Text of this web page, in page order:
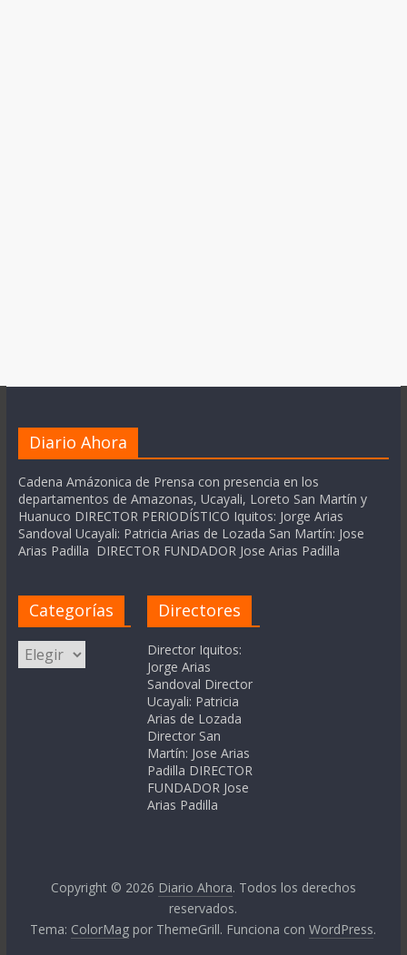
Diario Ahora
Cadena Amázonica de Prensa con presencia en los
departamentos de Amazonas, Ucayali, Loreto San Martín y
Huanuco DIRECTOR PERIODÍSTICO Iquitos: Jorge Arias
Sandoval Ucayali: Patricia Arias de Lozada San Martín: Jose
Arias Padilla DIRECTOR FUNDADOR Jose Arias Padilla
Categorías
Categorías
Directores
Director Iquitos:
Jorge Arias
Sandoval Director
Ucayali: Patricia
Arias de Lozada
Director San
Martín: Jose Arias
Padilla DIRECTOR
FUNDADOR Jose
Arias Padilla
Copyright © 2026 Diario Ahora. Todos los derechos
reservados.
Tema: ColorMag por ThemeGrill. Funciona conWordPress.